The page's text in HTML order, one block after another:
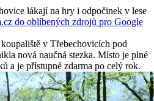
lákají na hry i odpočinek v lese
do oblíbených zdrojů pro Google
v Třebechovicích pod
nová naučná stezka. Místo je plné
a je přístupné zdarma po celý rok.